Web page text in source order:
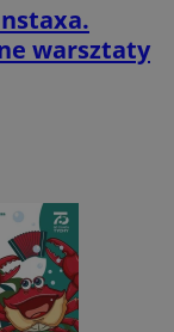
warsztaty